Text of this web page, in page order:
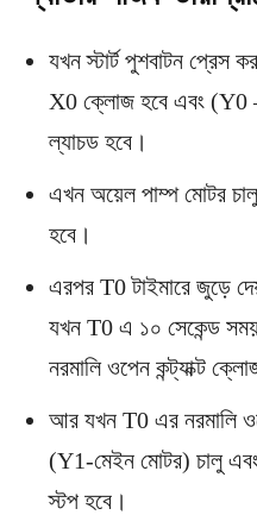
যখন স্টার্ট পুশবাটন প্রেস
X0 ক্লোজ হবে এবং (Y0
ল্যাচড হবে।
এখন অয়েল পাম্প মোটর
হবে।
এরপর T0 টাইমারে জুড়ে
যখন T0 এ ১০ সেকেন্ড
নরমালি ওপেন কন্ট্যাক্ট
আর যখন T0 এর নরমালি
(Y1-মেইন মোটর) চালু
স্টপ হবে।